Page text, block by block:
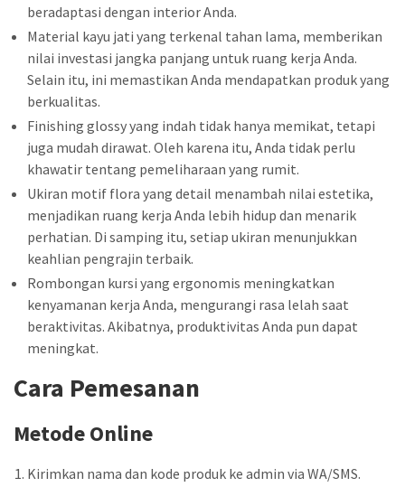
beradaptasi dengan interior Anda.
Material kayu jati yang terkenal tahan lama, memberikan
nilai investasi jangka panjang untuk ruang kerja Anda.
Selain itu, ini memastikan Anda mendapatkan produk yang
berkualitas.
Finishing glossy yang indah tidak hanya memikat, tetapi
juga mudah dirawat. Oleh karena itu, Anda tidak perlu
khawatir tentang pemeliharaan yang rumit.
Ukiran motif flora yang detail menambah nilai estetika,
menjadikan ruang kerja Anda lebih hidup dan menarik
perhatian. Di samping itu, setiap ukiran menunjukkan
keahlian pengrajin terbaik.
Rombongan kursi yang ergonomis meningkatkan
kenyamanan kerja Anda, mengurangi rasa lelah saat
beraktivitas. Akibatnya, produktivitas Anda pun dapat
meningkat.
Cara Pemesanan
Metode Online
Kirimkan nama dan kode produk ke admin via WA/SMS.